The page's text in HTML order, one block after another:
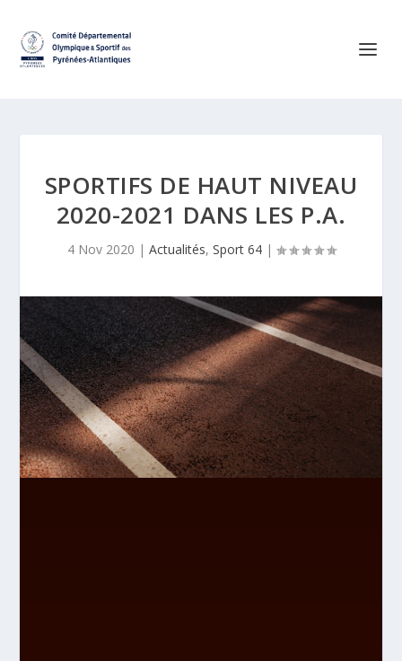
SPORTIFS DE HAUT NIVEAU
2020-2021 DANS LES P.A.
4 Nov 2020 | Actualités, Sport 64|